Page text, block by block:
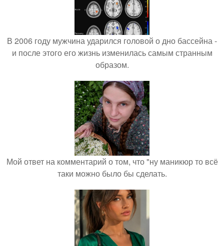
В 2006 году мужчина ударился головой о дно бассейна -
и после этого его жизнь изменилась самым странным
образом.
Мой ответ на комментарий о том, что "ну маникюр то всё
таки можно было бы сделать.